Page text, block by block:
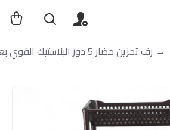
رف تخزين خضار 5 دور البلاستيك القوي بعدة الوان